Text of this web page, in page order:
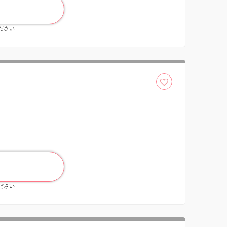
さい
さい